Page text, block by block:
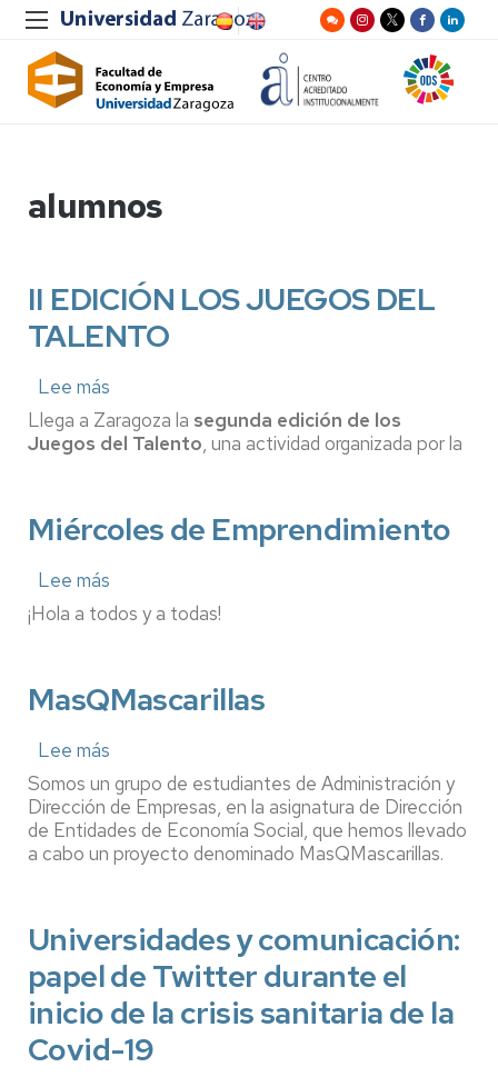
alumnos
II EDICIÓN LOS JUEGOS DEL
TALENTO
Lee más
EDICIÓN
LOS
TALENTO
Llega a Zaragoza la segunda edición de los
Juegos del Talento, una actividad organizada por la
Miércoles de Emprendimiento
Lee más
Miércoles
de
¡Hola a todos y a todas!
MasQMascarillas
Lee más
MasQMascarillas
Somos un grupo de estudiantes de Administración y
Dirección de Empresas, en la asignatura de Dirección
de Entidades de Economía Social, que hemos llevado
a cabo un proyecto denominado MasQMascarillas.
Universidades y comunicación:
papel de Twitter durante el
inicio de la crisis sanitaria de la
Covid-19